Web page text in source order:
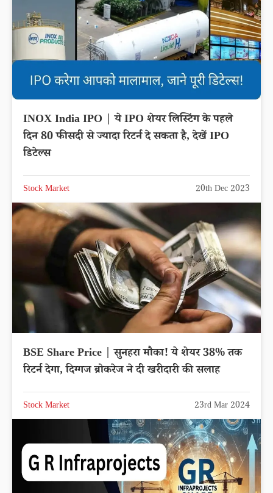
INOX India IPO | ये IPO शेयर लिस्टिंग के पहले
दिन 80 फीसदी से ज्यादा रिटर्न दे सकता है, देखें IPO
डिटेल्स
Stock Market 20th Dec 2023
BSE Share Price | सुनहरा मौका! ये शेयर 38% तक
रिटर्न देगा, दिग्गज ब्रोकरेज ने दी खरीदारी की सलाह
Stock Market 23rd Mar 2024